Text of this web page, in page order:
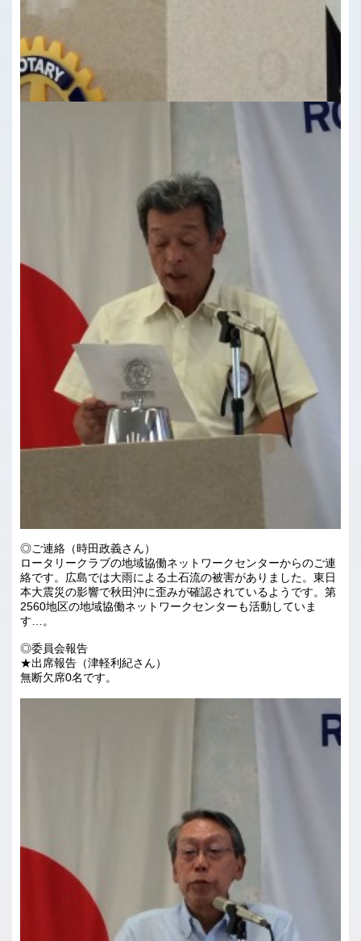
◎ご連絡（時田政義さん）
ロータリークラブの地域協働ネットワークセンターからのご連
絡です。広島では大雨による土石流の被害がありました。東日
本大震災の影響で秋田沖に歪みが確認されているようです。第
2560地区の地域協働ネットワークセンターも活動していま
す…。
◎委員会報告
★出席報告（津軽利紀さん）
無断欠席0名です。